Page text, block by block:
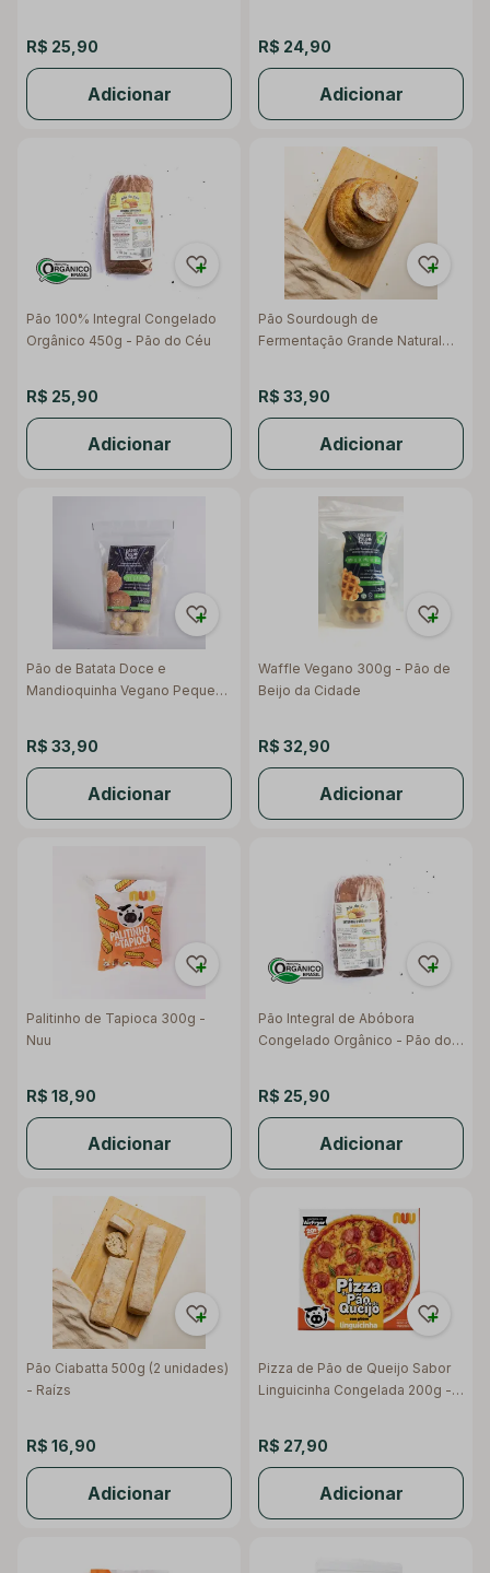
R$ 25,90
Adicionar
R$ 24,90
Adicionar
Pão 100% Integral Congelado
Orgânico 450g - Pão do Céu
R$ 25,90
Adicionar
Pão Sourdough de
Fermentação Grande Natural
R$ 33,90
Adicionar
Pão de Batata Doce e
Mandioquinha Vegano Pequeno
R$ 33,90
Adicionar
Waffle Vegano 300g - Pão de
Beijo da Cidade
R$ 32,90
Adicionar
Palitinho de Tapioca 300g -
Nuu
R$ 18,90
Adicionar
Pão Integral de Abóbora
Congelado Orgânico - Pão do
R$ 25,90
Adicionar
Pão Ciabatta 500g (2 unidades)
- Raízs
R$ 16,90
Adicionar
Pizza de Pão de Queijo Sabor
Linguicinha Congelada 200g -
R$ 27,90
Adicionar